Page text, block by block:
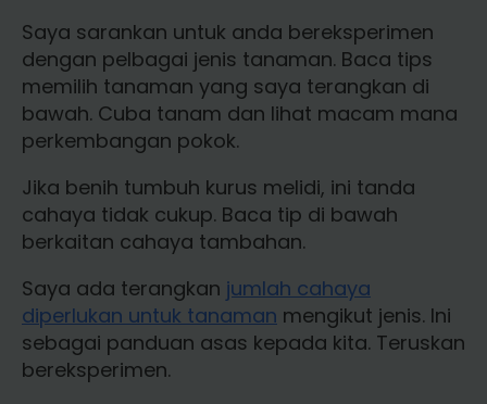
Saya sarankan untuk anda bereksperimen
dengan pelbagai jenis tanaman. Baca tips
memilih tanaman yang saya terangkan di
bawah. Cuba tanam dan lihat macam mana
perkembangan pokok.
Jika benih tumbuh kurus melidi, ini tanda
cahaya tidak cukup. Baca tip di bawah
berkaitan cahaya tambahan.
Saya ada terangkan jumlah cahaya
diperlukan untuk tanaman mengikut jenis. Ini
sebagai panduan asas kepada kita. Teruskan
bereksperimen.